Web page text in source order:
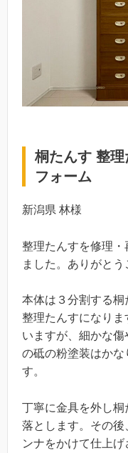
桐たんす 整
フォーム
新潟県 林様
整理たんすを修理・
ました。ありがとう
本体は３分割する
整理たんすになり
いますが、細かな
の砥の粉塗装はかな
す。
丁寧に金具を外し
落とします。その
ンナをかけて仕上げ